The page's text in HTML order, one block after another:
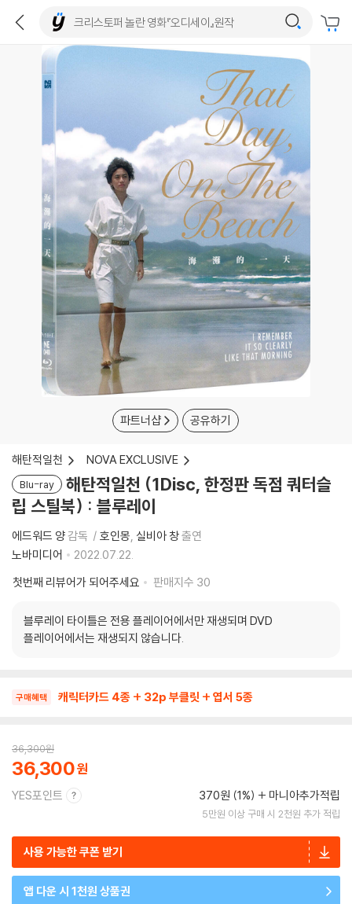
파트너샵 공유하기
해탄적일천 NOVA EXCLUSIVE
Blu-ray
해탄적일천 (1Disc, 한정판 독점 쿼터슬
립 스틸북) : 블루레이
에드워드 양감독 호인몽 실비아 창출연
노바미디어
2022.07.22.
첫번째 리뷰어가 되어주세요
판매지수 30
블루레이 타이틀은 전용 플레이어에서만 재생되며 DVD
플레이어에서는 재생되지 않습니다.
구매혜택 캐릭터카드 4종 + 32p 부클릿 + 엽서 5종
36,300원
36,300
YES포인트 370원 (1%) 마니아추가적립
5만원 이상 구매 시 2천원 추가 적립
사용 가능한 쿠폰 받기
앱 다운 시 1천원 상품권